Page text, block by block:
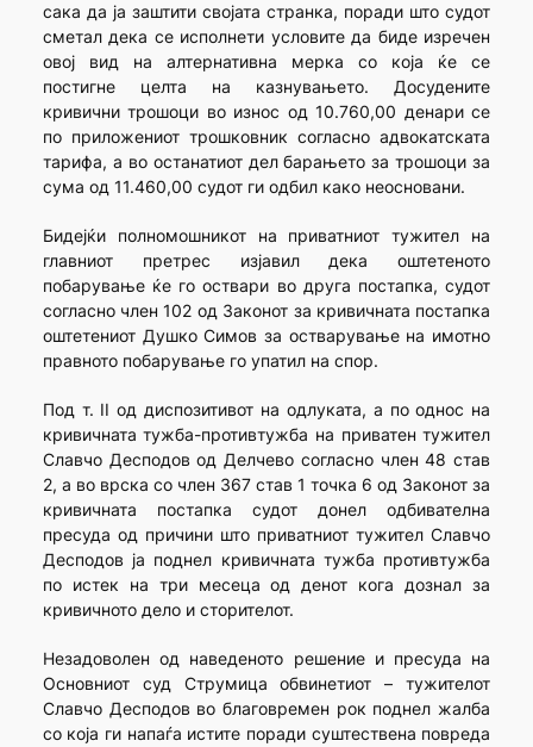
сака да ја заштити својата странка, поради што судот
сметал дека се исполнети условите да биде изречен
овој вид на алтернативна мерка со која ќе се
постигне целта на казнувањето. Досудените
кривични трошоци во износ од 10.760,00 денари се
по приложениот трошковник согласно адвокатската
тарифа, а во останатиот дел барањето за трошоци за
сума од 11.460,00 судот ги одбил како неосновани.
Бидејќи полномошникот на приватниот тужител на
главниот претрес изјавил дека оштетеното
побарување ќе го оствари во друга постапка, судот
согласно член 102 од Законот за кривичната постапка
оштетениот Душко Симов за остварување на имотно
правното побарување го упатил на спор.
Под т. II од диспозитивот на одлуката, а по однос на
кривичната тужба-противтужба на приватен тужител
Славчо Десподов од Делчево согласно член 48 став
2, а во врска со член 367 став 1 точка 6 од Законот за
кривичната постапка судот донел одбивателна
пресуда од причини што приватниот тужител Славчо
Десподов ја поднел кривичната тужба противтужба
по истек на три месеца од денот кога дознал за
кривичното дело и сторителот.
Незадоволен од наведеното решение и пресуда на
Основниот суд Струмица обвинетиот – тужителот
Славчо Десподов во благовремен рок поднел жалба
со која ги напаѓа истите поради суштествена повреда